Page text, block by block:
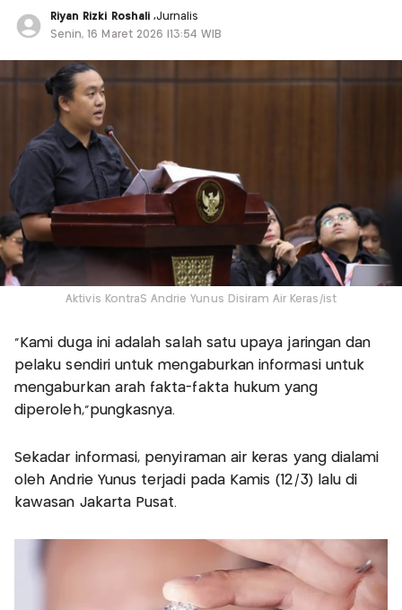
Riyan Rizki Roshali ,Jurnalis
Senin, 16 Maret 2026 |13:54 WIB
Aktivis KontraS Andrie Yunus Disiram Air Keras/ist
“Kami duga ini adalah salah satu upaya jaringan dan
pelaku sendiri untuk mengaburkan informasi untuk
mengaburkan arah fakta-fakta hukum yang
diperoleh,”pungkasnya.
Sekadar informasi, penyiraman air keras yang dialami
oleh Andrie Yunus terjadi pada Kamis (12/3) lalu di
kawasan Jakarta Pusat.